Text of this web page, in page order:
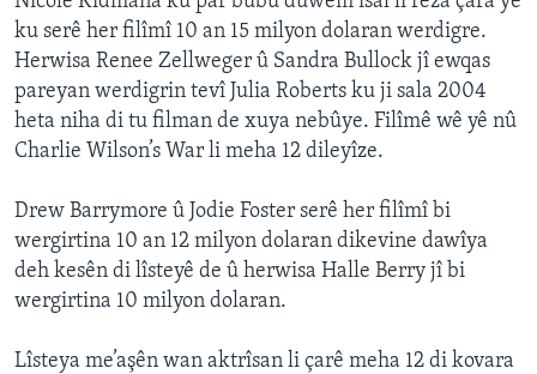
Zimanên Din
ku serê her filîmî 10 an 15 milyon dolaran werdigre.
Herwisa Renee Zellweger û Sandra Bullock jî ewqas
pareyan werdigrin tevî Julia Roberts ku ji sala 2004
heta niha di tu filman de xuya nebûye. Filîmê wê yê nû
Charlie Wilson’s War li meha 12 dileyîze.
Drew Barrymore û Jodie Foster serê her filîmî bi
wergirtina 10 an 12 milyon dolaran dikevine dawîya
deh kesên di lîsteyê de û herwisa Halle Berry jî bi
wergirtina 10 milyon dolaran.
Lîsteya me’aşên wan aktrîsan li çarê meha 12 di kovara